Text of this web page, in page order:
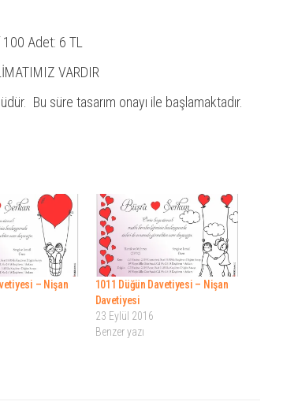
100 Adet: 6 TL
VARDIR
Bu süre tasarım onayı ile başlamaktadır.
– Nişan
1011 Düğün Davetiyesi – Nişan
Davetiyesi
23 Eylül 2016
Benzer yazı